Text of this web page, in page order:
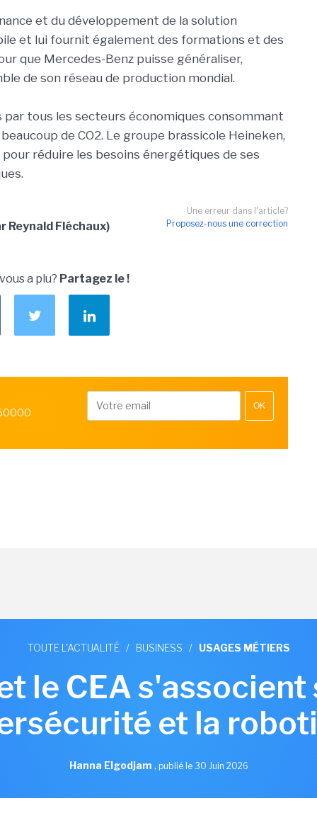
et du développement de la solution
et lui fournit également des formations et des
que Mercedes-Benz puisse généraliser,
de son réseau de production mondial.
tous les secteurs économiques consommant
de CO2. Le groupe brassicole Heineken,
réduire les besoins énergétiques de ses
Une erreur dans l'article?
Proposez-nous une correction
Reynald Fléchaux)
a plu? Partagez le !
OK
TOUTE L'ACTUALITÉ / BUSINESS / USAGES MÉTIERS
le CEA
et la
Hanna Elgodjam , publié le 30 Juin 2026